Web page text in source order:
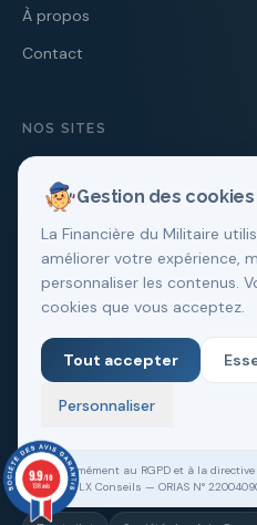
À propos
Contact
NOS SITES
Assurances Immobilières pour
Cercle Mili Realty
La Finance Opérationnelle
CONFIANCE
Gestion des cookies
La Financière du Militaire
améliorer votre expérience,
personnaliser les contenus.
cookies que vous acceptez.
Tout accepter
Personnaliser
Conformément au RGPD et à la directive
SASU VLX Conseils — ORIAS N°
9.9/10
138 avis